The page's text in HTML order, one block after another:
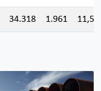
34.318 1.961